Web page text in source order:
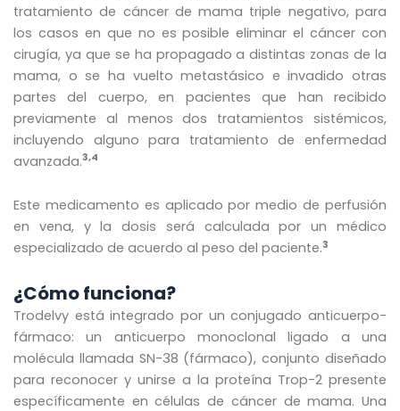
tratamiento de cáncer de mama triple negativo, para
los casos en que no es posible eliminar el cáncer con
cirugía, ya que se ha propagado a distintas zonas de la
mama, o se ha vuelto metastásico e invadido otras
partes del cuerpo, en pacientes que han recibido
previamente al menos dos tratamientos sistémicos,
incluyendo alguno para tratamiento de enfermedad
avanzada.3,4
Este medicamento es aplicado por medio de perfusión
en vena, y la dosis será calculada por un médico
especializado de acuerdo al peso del paciente.3
¿Cómo funciona?
Trodelvy está integrado por un conjugado anticuerpo-
fármaco: un anticuerpo monoclonal ligado a una
molécula llamada SN-38 (fármaco), conjunto diseñado
para reconocer y unirse a la proteína Trop-2 presente
específicamente en células de cáncer de mama. Una